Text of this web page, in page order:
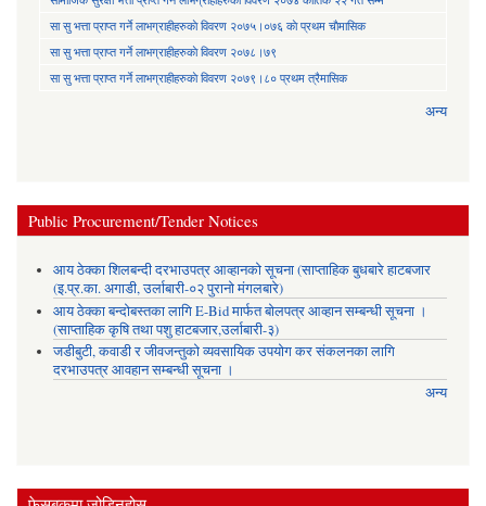
सा‍ सु भत्ता प्राप्त गर्ने लाभग्राहीहरुकाे विवरण २०७५।०७६ काे प्रथम चाैमासिक
सा‍ सु भत्ता प्राप्त गर्ने लाभग्राहीहरुकाे विवरण २०७८।७९
सा‍ सु भत्ता प्राप्त गर्ने लाभग्राहीहरुकाे विवरण २०७९।८० प्रथम त्रैमासिक
अन्य
Public Procurement/Tender Notices
आय ठेक्का शिलबन्दी दरभाउपत्र आव्हानको सूचना (साप्ताहिक बुधबारे हाटबजार
(इ.प्र.का. अगाडी, उर्लाबारी-०२ पुरानो मंगलबारे)
आय ठेक्का बन्दोबस्तका लागि E-Bid मार्फत बोलपत्र आव्हान सम्बन्धी सूचना ।
(साप्ताहिक कृषि तथा पशु हाटबजार,उर्लाबारी-३)
जडीबुटी, कवाडी र जीवजन्तुको व्यवसायिक उपयोग कर संकलनका लागि
दरभाउपत्र आवहान सम्बन्धी सूचना ।
अन्य